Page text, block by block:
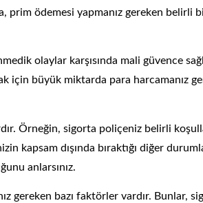
prim ödemesi yapmanız gereken
olaylar karşısında mali güvence
için büyük miktarda para harcamanız
Örneğin, sigorta poliçeniz belirli
kapsam dışında bıraktığı diğer
anlarsınız.
gereken bazı faktörler vardır.